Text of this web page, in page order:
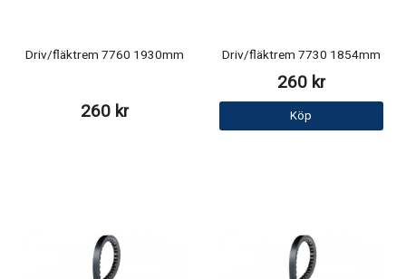
Driv/fläktrem 7760 1930mm
260 kr
Driv/fläktrem 7730 1854mm
260 kr
Köp